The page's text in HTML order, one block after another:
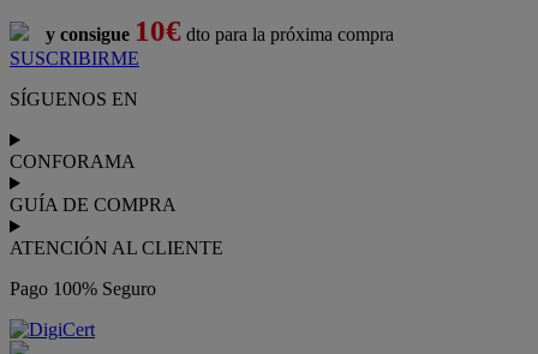
y consigue 10€ dto para la próxima compra
SUSCRIBIRME
SÍGUENOS EN
CONFORAMA
GUÍA DE COMPRA
ATENCIÓN AL CLIENTE
Pago 100% Seguro